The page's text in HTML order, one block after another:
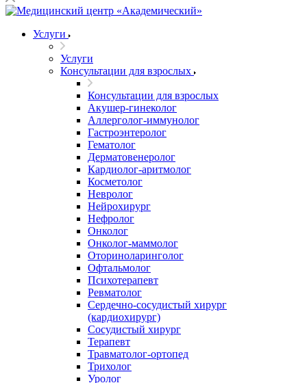
Услуги
Услуги
Консультации для взрослых
Консультации для взрослых
Акушер-гинеколог
Аллерголог-иммунолог
Гастроэнтеролог
Гематолог
Дерматовенеролог
Кардиолог-аритмолог
Косметолог
Невролог
Нейрохирург
Нефролог
Онколог
Онколог-маммолог
Оториноларинголог
Офтальмолог
Психотерапевт
Ревматолог
Сердечно-сосудистый хирург
(кардиохирург)
Сосудистый хирург
Терапевт
Травматолог-ортопед
Трихолог
Уролог